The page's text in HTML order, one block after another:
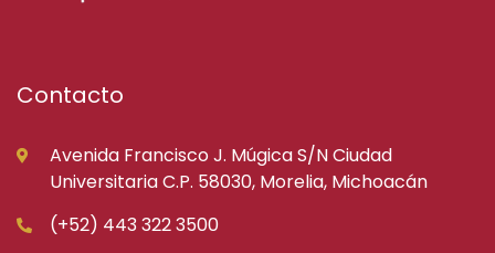
Contacto
Avenida Francisco J. Múgica S/N Ciudad
Universitaria C.P. 58030, Morelia, Michoacán
(+52) 443 322 3500